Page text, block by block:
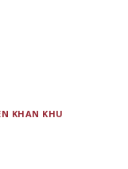
KHAN KHU